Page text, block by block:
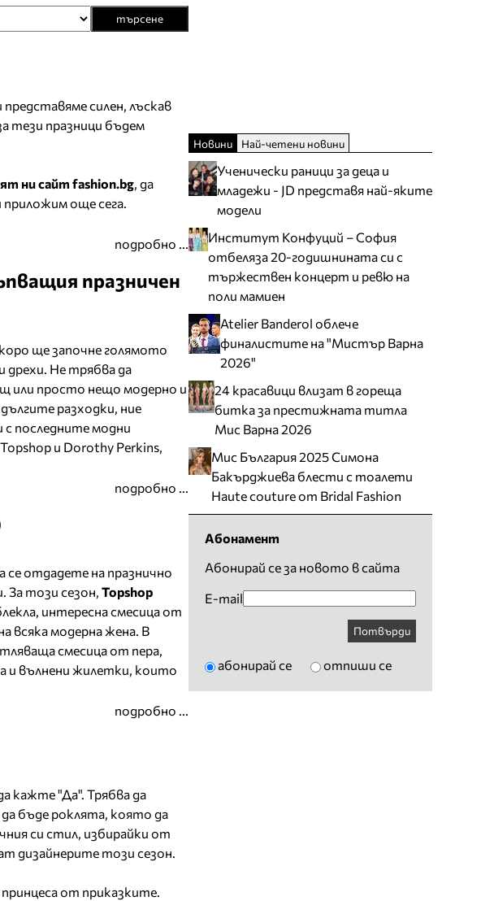
търсене
представяме силен, лъскав
тези празници бъдем
ни сайт fashion.bg, да
още сега.
подробно ...
празничен
ще започне голямото
дрехи. Не трябва да
или просто нещо модерно и
разходки, ние
с последните модни
и Dorothy Perkins,
подробно ...
се отдадете на празнично
За този сезон, Topshop
интересна смесица от
всяка модерна жена. В
смесица от пера,
и вълнени жилетки, които
подробно ...
кажте "Да". Трябва да
бъде роклята, която да
си стил, избирайки от
дизайнерите този сезон.
от приказките.
Новини Най-четени новини
Ученически раници за деца и
младежи - JD представя най-яките
модели
Институт Конфуций – София
отбеляза 20-годишнината си с
тържествен концерт и ревю на
поли мамиен
Atelier Banderol облече
финалистите на "Мистър Варна
2026"
24 красавици влизат в гореща
битка за престижната титла
Мис Варна 2026
Мис България 2025 Симона
Бакърджиева блести с тоалети
Haute couture от Bridal Fashion
Абонамент
Абонирай се за новото в сайта
E-mail
Потвърди
абонирай се отпиши се